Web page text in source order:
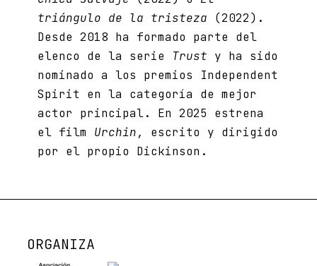
triángulo de la tristeza (2022).
Desde 2018 ha formado parte del
elenco de la serie
Trust y ha sido
nominado a los premios Independent
Spirit en la categoría de mejor
actor principal. En 2025 estrena
el film Urchin, escrito y dirigido
por el propio Dickinson.
ORGANIZA